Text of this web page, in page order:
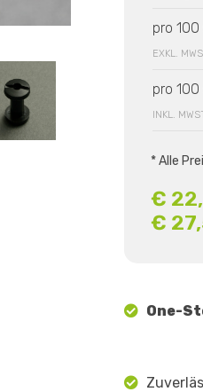
pro
EXKL.
pro
INKL.
* Alle
€
€
One-